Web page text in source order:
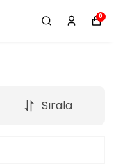
0
Sırala